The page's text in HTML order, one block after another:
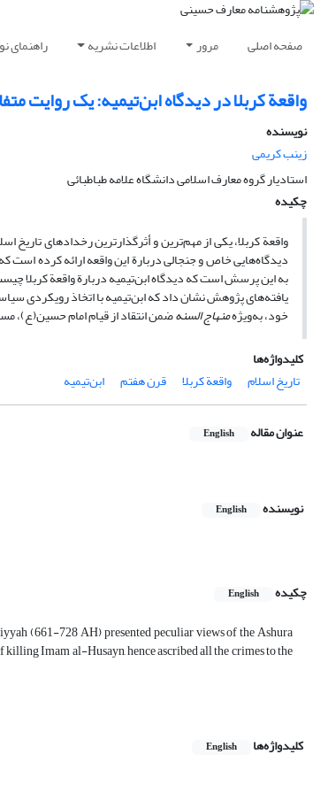
صفحه اصلی مرور اطلاعات نشریه راهنمای
واقعة کربلا در دیدگاه ابن‌تیمیه: یک‌ روایت
نویسنده
زینب کریمی
استادیار گروه معارف اسلامی دانشگاه علامه طباطبائی
چکیده
دیدگاه‌هایی خاص و جنجالی دربارة این واقعه ارائه کرده
به این پرسش است که دیدگاه ابن‌تیمیه دربارة واقعة کربلا
یافته‌های پژوهش نشان داد که ابن‌تیمیه با اتخاذ رویکردی
خود، به‌ویژهمنهاج السنهضمن انتقاد از قیام امام حسین(ع)،
کلیدواژه‌ها
تاریخ اسلام
واقعة کربلا قرن هفتم ابن‌تیمیه
عنوان مقاله English
نویسنده English
چکیده
English
(661-728 AH) presented peculiar views of the Ashura
Imam al-Husayn, hence ascribed all the crimes to the
کلیدواژه‌ها English